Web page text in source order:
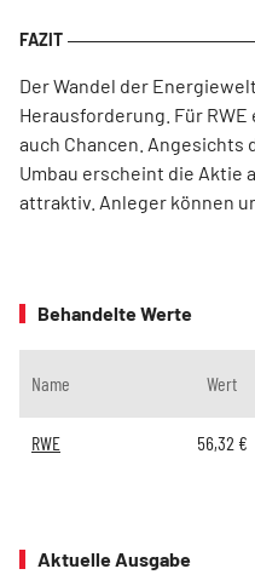
Der Wandel der
Herausforderung. Für
auch Chancen. Angesichts
Umbau erscheint die Aktie
attraktiv. Anleger können
Behandelte Werte
Name Wert
RWE 56,32 €
Aktuelle Ausgabe